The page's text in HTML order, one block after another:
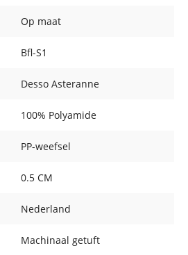
Op maat
Bfl-S1
Desso Asteranne
100% Polyamide
PP-weefsel
0.5 CM
Nederland
Machinaal getuft